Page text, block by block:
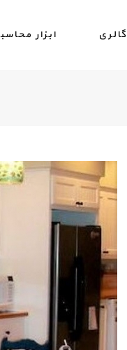
گالری ابزار